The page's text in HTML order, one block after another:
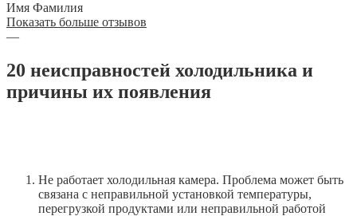
Имя Фамилия
Показать больше отзывов
—
20 неисправностей холодильника и
причины их появления
Не работает холодильная камера. Проблема может быть
связана с неправильной установкой температуры,
перегрузкой продуктами или неправильной работой